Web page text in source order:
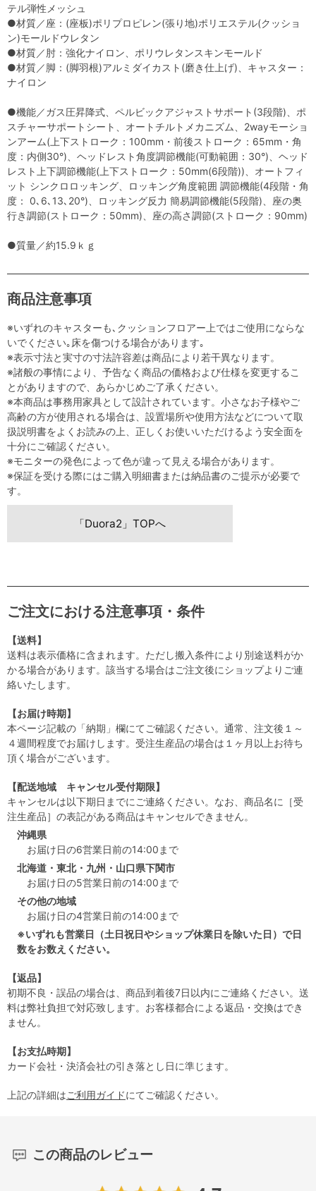
テル弾性メッシュ
●材質／座：(座板)ポリプロピレン(張り地)ポリエステル(クッショ
ン)モールドウレタン
●材質／肘：強化ナイロン、ポリウレタンスキンモールド
●材質／脚：(脚羽根)アルミダイカスト(磨き仕上げ)、キャスター：
ナイロン
●機能／ガス圧昇降式、ペルビックアジャストサポート(3段階)、ポ
スチャーサポートシート、オートチルトメカニズム、2wayモーショ
ンアーム(上下ストローク：100mm・前後ストローク：65mm・角
度：内側30°)、ヘッドレスト角度調節機能(可動範囲：30°)、ヘッド
レスト上下調節機能(上下ストローク：50mm(6段階))、オートフィ
ット シンクロロッキング、ロッキング角度範囲 調節機能(4段階・角
度： 0､6､13､20°)、ロッキング反力 簡易調節機能(5段階)、座の奥
行き調節(ストローク：50mm)、座の高さ調節(ストローク：90mm)
●質量／約15.9ｋｇ
商品注意事項
※いずれのキャスターも､クッションフロアー上ではご使用にならな
いでください｡床を傷つける場合があります｡
※表示寸法と実寸の寸法許容差は商品により若干異なります。
※諸般の事情により、予告なく商品の価格および仕様を変更するこ
とがありますので、あらかじめご了承ください。
※本商品は事務用家具として設計されています。小さなお子様やご
高齢の方が使用される場合は、設置場所や使用方法などについて取
扱説明書をよくお読みの上、正しくお使いいただけるよう安全面を
十分にご確認ください。
※モニターの発色によって色が違って見える場合があります。
※保証を受ける際にはご購入明細書または納品書のご提示が必要で
す。
「Duora2」TOPへ
ご注文における注意事項・条件
【送料】
送料は表示価格に含まれます。ただし搬入条件により別途送料がか
かる場合があります。該当する場合はご注文後にショップよりご連
絡いたします。
【お届け時期】
本ページ記載の「納期」欄にてご確認ください。通常、注文後１～
４週間程度でお届けします。受注生産品の場合は１ヶ月以上お待ち
頂く場合がございます。
【配送地域 キャンセル受付期限】
キャンセルは以下期日までにご連絡ください。なお、商品名に［受
注生産品］の表記がある商品はキャンセルできません。
沖縄県
お届け日の6営業日前の14:00まで
北海道・東北・九州・山口県下関市
お届け日の5営業日前の14:00まで
その他の地域
お届け日の4営業日前の14:00まで
※いずれも営業日（土日祝日やショップ休業日を除いた日）で日
数をお数えください。
【返品】
初期不良・誤品の場合は、商品到着後7日以内にご連絡ください。送
料は弊社負担で対応致します。お客様都合による返品・交換はでき
ません。
【お支払時期】
カード会社・決済会社の引き落とし日に準じます。
上記の詳細はご利用ガイドにてご確認ください。
この商品のレビュー